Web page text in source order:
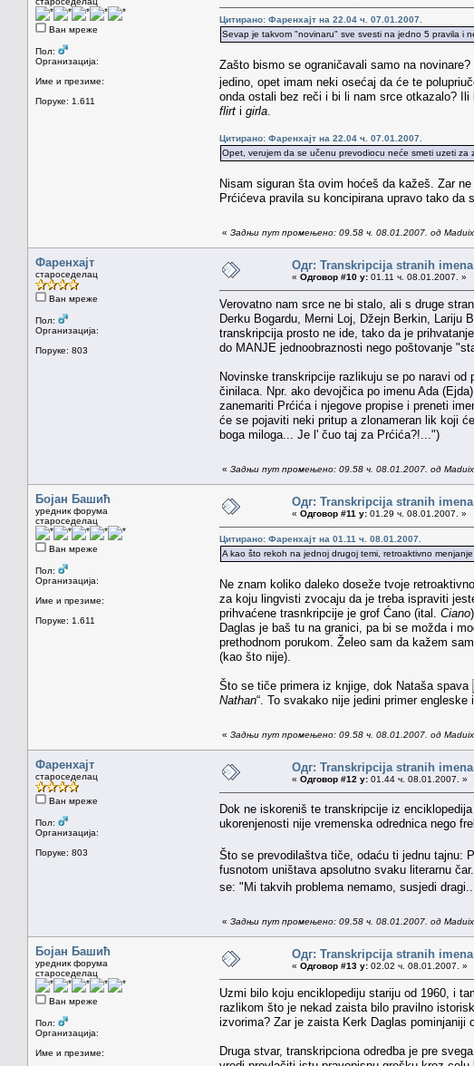
Ван мреже
Пол:
Организација:
Име и презиме:
Поруке: 1.611
Цитирано: Фаренхајт на 22.04 ч. 07.01.2007.
Sevap je takvom "novinaru" sve svesti na jedno 5 pravila i
Zašto bismo se ograničavali samo na
jedino, opet imam neki osećaj da će te
onda ostali bez reči i bi li nam srce otkazalo? Ili
flirt i girla
Цитирано: Фаренхајт на 22.04 ч. 07.01.2007.
Opet, verujem da se učenu prevodiocu neće smeti uzeti za
Nisam siguran šta ovim hoćeš da kažeš. Zar
Prćićeva pravila su koncipirana upravo tako da
« Задњи пут промењено: 09.58 ч. 08.01.2007. од
Фаренхајт
староседелац
Ван мреже
Пол:
Организација:
Поруке: 803
Одг: Transkripcija stranih
« Одговор #10 у: 01.11 ч. 08.01.2007. »
Verovatno nam srce ne bi stalo, ali s druge
Derku Bogardu, Merni Loj, Džejn Berkin, Lariju
transkripcija prosto ne ide, tako da je
do MANJE jednoobraznosti nego poštovanje
Novinske transkripcije razlikuju se po naravi
činilaca. Npr. ako devojčica po imenu Ada
zanemariti Prćića i njegove propise i preneti
će se pojaviti neki pritup a zlonameran lik koji
boga miloga... Je l' čuo taj za Prćića?!...")
« Задњи пут промењено: 09.58 ч. 08.01.2007. од
Бојан Башић
уредник форума
староседелац
Ван мреже
Пол:
Организација:
Име и презиме:
Поруке: 1.611
Одг: Transkripcija stranih
« Одговор #11 у: 01.29 ч. 08.01.2007. »
Цитирано: Фаренхајт на 01.11 ч. 08.01.2007.
A kao što rekoh na jednoj drugoj temi, retroaktivno
Ne znam koliko daleko doseže tvoje
za koju lingvisti zvocaju da je treba ispraviti
prihvaćene trasnkripcije je grof Ćano (ital. Ciano
Daglas je baš tu na granici, pa bi se možda i
prethodnom porukom. Želeo sam da kažem
(kao što nije).
Što se tiče primera iz knjige, dok Nataša spava
Nathan“. To svakako nije jedini primer
« Задњи пут промењено: 09.58 ч. 08.01.2007. од
Фаренхајт
староседелац
Ван мреже
Пол:
Организација:
Поруке: 803
Одг: Transkripcija stranih
« Одговор #12 у: 01.44 ч. 08.01.2007. »
Dok ne iskoreniš te transkripcije iz
ukorenjenosti nije vremenska odrednica nego
Što se prevodilaštva tiče, odaću ti jednu tajnu:
fusnotom uništava apsolutno svaku literarnu
se: "Mi takvih problema nemamo, susjedi
« Задњи пут промењено: 09.58 ч. 08.01.2007. од
Бојан Башић
уредник форума
староседелац
Ван мреже
Пол:
Организација:
Име и презиме:
Одг: Transkripcija stranih
« Одговор #13 у: 02.02 ч. 08.01.2007. »
Uzmi bilo koju enciklopediju stariju od 1960, i
razlikom što je nekad zaista bilo pravilno
izvorima? Zar je zaista Kerk Daglas
Druga stvar, transkripciona odredba je pre